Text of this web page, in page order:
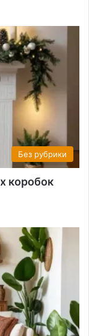
Без рубрики
коробок